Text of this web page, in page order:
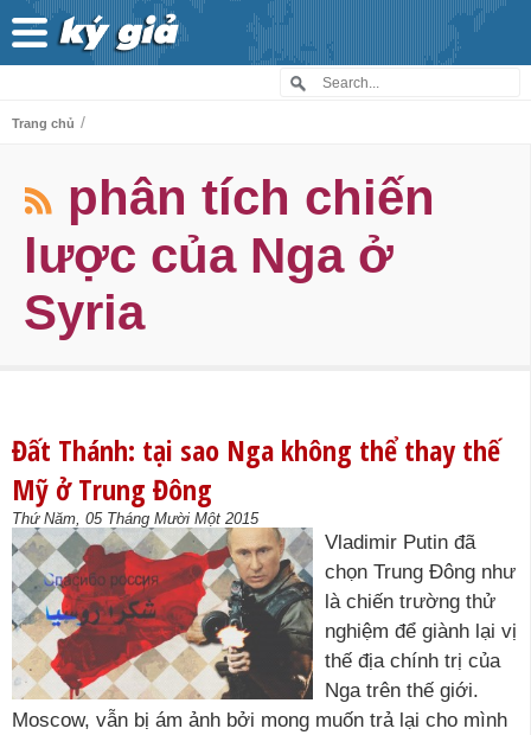
Trang chủ /
phân tích chiến
lược của Nga ở
Syria
Đất Thánh: tại sao Nga không thể thay thế
Mỹ ở Trung Đông
Thứ Năm, 05 Tháng Mười Một 2015
Vladimir Putin đã
chọn Trung Đông như
là chiến trường thử
nghiệm để giành lại vị
thế địa chính trị của
Nga trên thế giới.
Moscow, vẫn bị ám ảnh bởi mong muốn trả lại cho mình